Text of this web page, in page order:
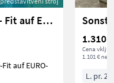
Sonstige M&O Adapter JCB Q - Fit auf EURO
Cena
1.101 € neto
L. pr.